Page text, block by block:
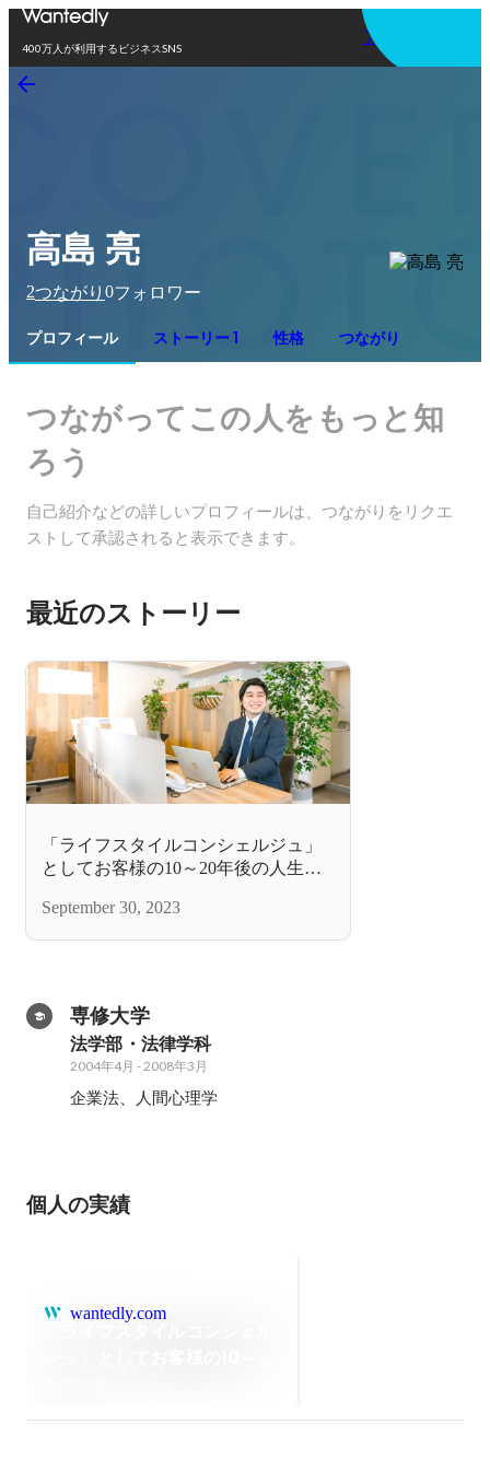
400万人が利用するビジネスSNS
アプリを使う
高島 亮
2つながり 0フォロワー
プロフィール ストーリー 1 性格 つながり
つながってこの人をもっと知
ろう
自己紹介などの詳しいプロフィールは、つながりをリクエ
ストして承認されると表示できます。
最近のストーリー
「ライフスタイルコンシェルジュ」
としてお客様の10～20年後の人生に
部リーダーの想い】
September 30, 2023
専修大学
法学部・法律学科
2004年4月 - 2008年3月
企業法、人間心理学
個人の実績
wantedly.com